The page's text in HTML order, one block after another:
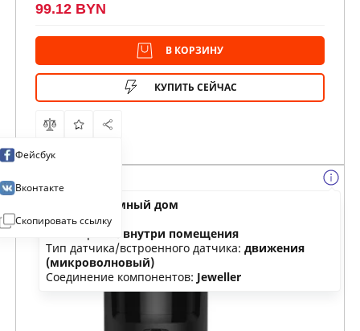
99.12 BYN
В КОРЗИНУ
КУПИТЬ СЕЙЧАС
Фейсбук
Вконтакте
Скопировать ссылку
умный дом
Тип:датчик
внутри помещения
Тип датчика/встроенного датчика: движения
(микроволновый)
Соединение компонентов: Jeweller